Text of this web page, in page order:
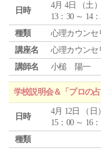
日時
4月 4日 （土）
13：30 ～ 14
種類
心理カウンセ
講座名
心理カウンセ
講師名
小槌 陽一
学校説明会＆「プロの
日時
4月 12日 （日）
15：00 ～ 16
種類